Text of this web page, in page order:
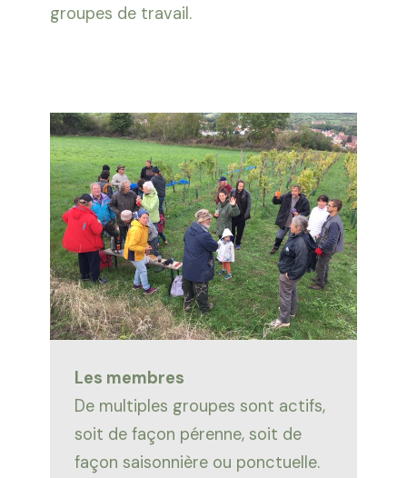
groupes de travail.
Les membres
De multiples groupes sont actifs,
soit de façon pérenne, soit de
façon saisonnière ou ponctuelle.